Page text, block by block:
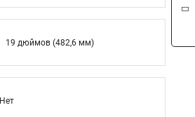
19 дюймов (482,6 мм)
Нет